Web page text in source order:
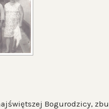
Bogurodzicy,